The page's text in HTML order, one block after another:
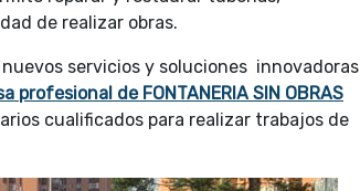
de realizar obras.
servicios y soluciones innovadoras
profesional de FONTANERIA SIN OBRAS
cualificados para realizar trabajos de